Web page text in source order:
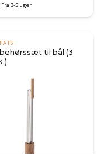
Fra 3-5 uger
til bål (3